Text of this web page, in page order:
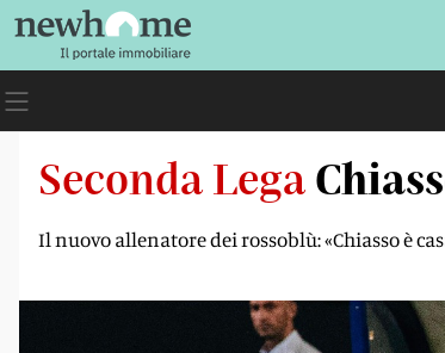
Seconda Lega
Il nuovo allenatore dei rossoblù: «Chiasso è